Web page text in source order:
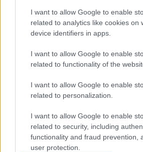
I want to allow Google to enable
related to analytics like cookies on
device identifiers in apps.
I want to allow Google to enable
related to functionality of the
I want to allow Google to enable
related to personalization.
I want to allow Google to enable
related to security, including
functionality and fraud prevention,
user protection.
Kultúrsokk és fordított
Amikor az új még idegen -
idegen
Pszichológus Online Schrammel Ivett 2018.
Miben különbözik, és miben
költözést követő, a mézeshetek
második szakasz, a
kultúrsokk és a hazaköltözés
kultúrsokk? Az országváltásnak –
költözésnek -…